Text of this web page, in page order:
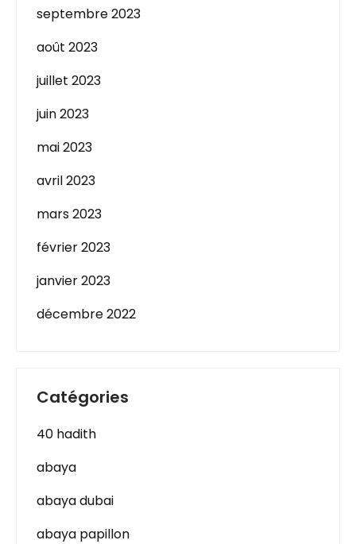
septembre 2023
août 2023
juillet 2023
juin 2023
mai 2023
avril 2023
mars 2023
février 2023
janvier 2023
décembre 2022
Catégories
40 hadith
abaya
abaya dubai
abaya papillon